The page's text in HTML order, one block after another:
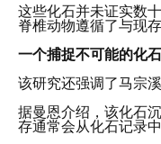
这些化石并未证实数
脊椎动物遵循了与现
一个捕捉不可能的化
该研究还强调了马宗
据曼恩介绍，该化石
存通常会从化石记录